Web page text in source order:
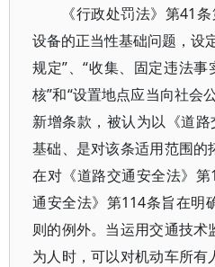
《行政处罚法》第41
设备的正当性基础问题，设
规定”、“收集、固定违法事
核”和“设置地点应当向社会
新增条款，被认为以《道
基础、是对该条适用范围
在对《道路交通安全法》
通安全法》第114条旨在明
则的例外。当运用交通技
为人时，可以对机动车所有